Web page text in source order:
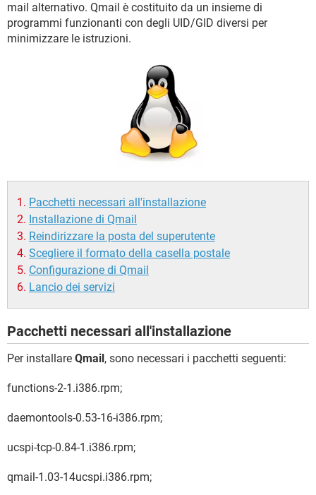
HARDWARE
INSTAGRAM WHATSAPP
TIKTOK FACEBOOK
iOS WINDOWS 10
INSTAGRAM
FACEBOOK
mail alternativo. Qmail è costituito da un insieme di
programmi funzionanti con degli UID/GID diversi per
minimizzare le istruzioni.
Pacchetti necessari all'installazione
Installazione di Qmail
Reindirizzare la posta del superutente
Scegliere il formato della casella postale
Configurazione di Qmail
Lancio dei servizi
Pacchetti necessari all'installazione
Per installare Qmail, sono necessari i pacchetti seguenti:
functions-2-1.i386.rpm;
daemontools-0.53-16-i386.rpm;
ucspi-tcp-0.84-1.i386.rpm;
qmail-1.03-14ucspi.i386.rpm;